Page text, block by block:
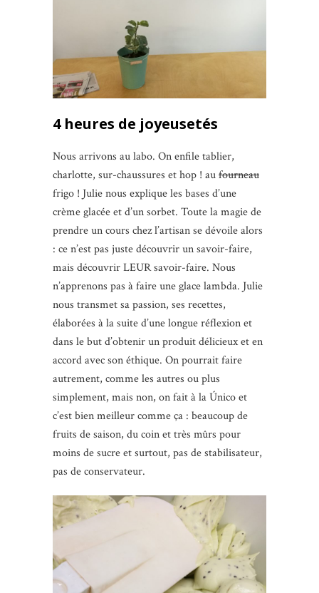
4 heures de joyeusetés
Nous arrivons au labo. On enfile tablier,
charlotte, sur-chaussures et hop ! aufourneau
frigo ! Julie nous explique les bases d’une
crème glacée et d’un sorbet. Toute la magie de
prendre un cours chez l’artisan se dévoile alors
: ce n’est pas juste découvrir un savoir-faire,
mais découvrir LEUR savoir-faire. Nous
n’apprenons pas à faire une glace lambda. Julie
nous transmet sa passion, ses recettes,
élaborées à la suite d’une longue réflexion et
dans le but d’obtenir un produit délicieux et en
accord avec son éthique. On pourrait faire
autrement, comme les autres ou plus
simplement, mais non, on fait à la Único et
c’est bien meilleur comme ça : beaucoup de
fruits de saison, du coin et très mûrs pour
moins de sucre et surtout, pas de stabilisateur,
pas de conservateur.